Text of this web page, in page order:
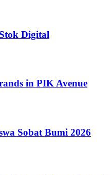
Digital
in PIK Avenue
Sobat Bumi 2026